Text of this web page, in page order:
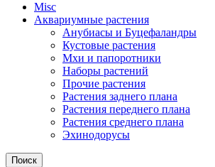
Misc
Аквариумные растения
Анубиасы и Буцефаландры
Кустовые растения
Мхи и папоротники
Наборы растений
Прочие растения
Растения заднего плана
Растения переднего плана
Растения среднего плана
Эхинодорусы
Поиск